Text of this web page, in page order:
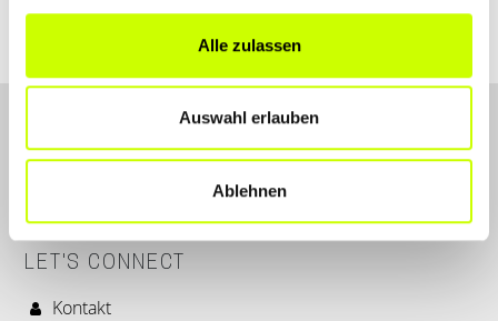
Alle zulassen
Auswahl erlauben
Ablehnen
LET'S CONNECT
Kontakt